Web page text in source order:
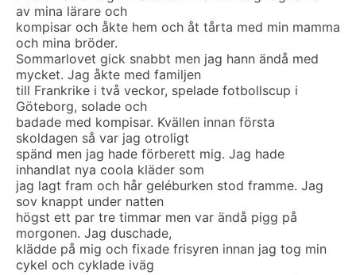
av mina lärare och
kompisar och åkte hem och åt tårta med min mamma
och mina bröder.
Sommarlovet gick snabbt men jag hann ändå med
mycket. Jag åkte med familjen
till Frankrike i två veckor, spelade fotbollscup i
Göteborg, solade och
badade med kompisar. Kvällen innan första
skoldagen så var jag otroligt
spänd men jag hade förberett mig. Jag hade
inhandlat nya coola kläder som
jag lagt fram och hår geléburken stod framme. Jag
sov knappt under natten
högst ett par tre timmar men var ändå pigg på
morgonen. Jag duschade,
klädde på mig och fixade frisyren innan jag tog min
cykel och cyklade iväg